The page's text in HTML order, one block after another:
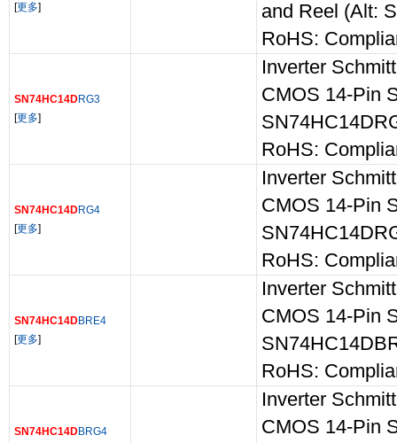
[更多]
and Reel (Alt:
RoHS:
SN74HC14DRG3
[更多]
Inverter
CMOS 14-Pin
RoHS:
SN74HC14DRG4
[更多]
Inverter
CMOS 14-Pin
RoHS:
SN74HC14DBRE4
[更多]
Inverter
CMOS 14-Pin
RoHS:
SN74HC14DBRG4
Inverter
CMOS 14-Pin